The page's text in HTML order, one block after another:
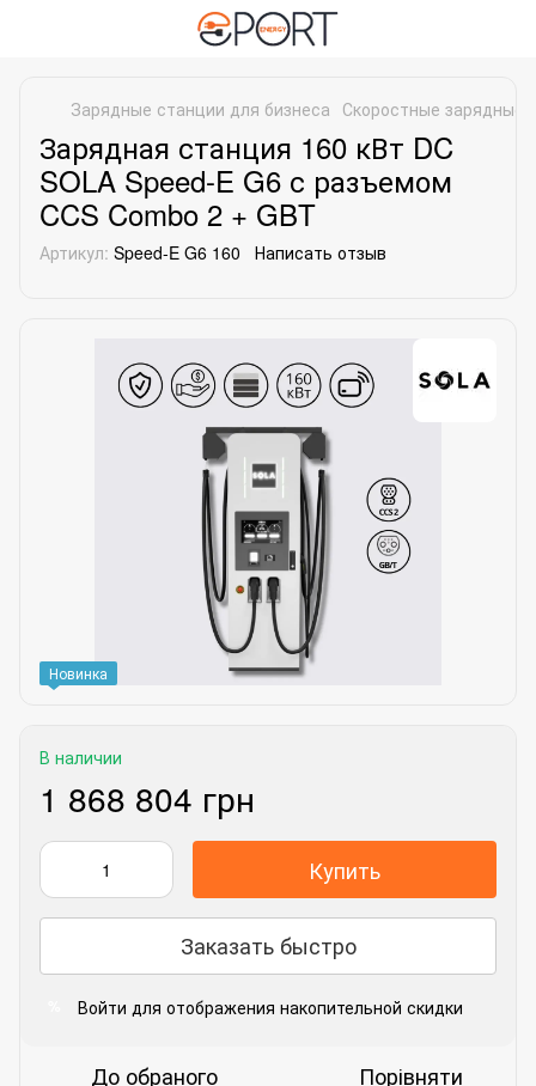
Зарядные станции для бизнеса Скоростные зарядные
Зарядная станция 160 кВт DC
SOLA Speed-E G6 с разъемом
CCS Combo 2 + GBT
Артикул: Speed-E G6 160 Написать отзыв
Новинка
В наличии
1 868 804 грн
Купить
Заказать быстро
Войти для отображения накопительной скидки
До обраного Порівняти